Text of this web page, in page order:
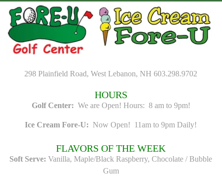
content
298 Plainfield Road, West Lebanon, NH 603.298.9702
HOURS
Golf Center: We are Open! Hours: 8 am to 9pm!
Ice Cream Fore-U: Now Open! 11am to 9pm Daily!
FLAVORS OF THE WEEK
Soft Serve: Vanilla, Maple/Black Raspberry, Chocolate / Bubble
Gum